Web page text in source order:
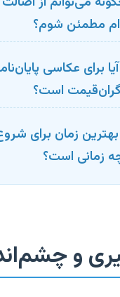
مطمئن شوم؟
آیا برای عکاسی
گران‌قیمت است؟
بهترین زمان برای
زمانی است؟
و